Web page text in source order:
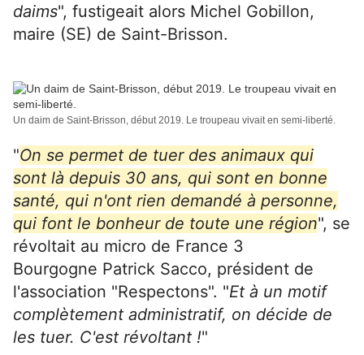
daims", fustigeait alors Michel Gobillon,
maire (SE) de Saint-Brisson.
Un daim de Saint-Brisson, début 2019. Le troupeau vivait en semi-liberté.
"On se permet de tuer des animaux qui
sont là depuis 30 ans, qui sont en bonne
santé, qui n'ont rien demandé à personne,
qui font le bonheur de toute une région", se
révoltait au micro de France 3
Bourgogne Patrick Sacco, président de
l'association "Respectons". "Et à un motif
complètement administratif, on décide de
les tuer. C'est révoltant !"